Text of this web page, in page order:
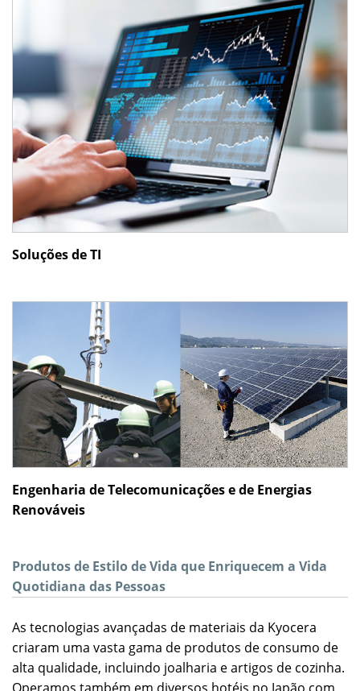
Soluções de TI
Engenharia de Telecomunicações e de Energias
Renováveis
Produtos de Estilo de Vida que Enriquecem a Vida
Quotidiana das Pessoas
As tecnologias avançadas de materiais da Kyocera
criaram uma vasta gama de produtos de consumo de
alta qualidade, incluindo joalharia e artigos de cozinha.